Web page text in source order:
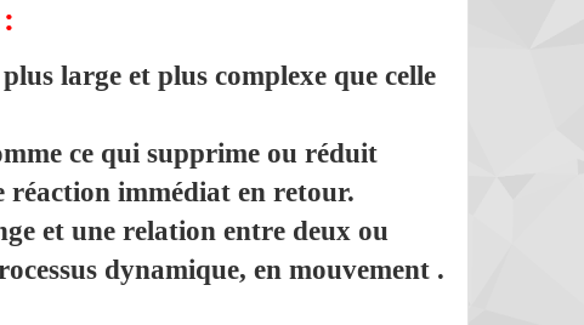
large et plus complexe que celle
ce qui supprime ou réduit
réaction immédiat en retour.
et une relation entre deux ou
dynamique, en mouvement .
الإثبات للدكتور محمد بن